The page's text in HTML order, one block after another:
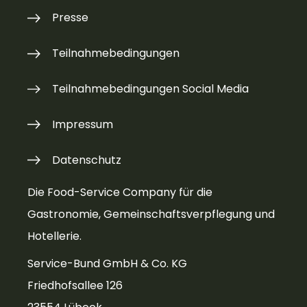
Gruppe) mit einem umfassenden Sortiment,
Beratung für eine zukunftssichere
Verpflegung.
Die Food-Service Company für die
Gastronomie, Gemeinschaftsverpflegung und
Hotellerie.
Service-Bund GmbH & Co. KG
Friedhofsallee 126
Presse
Teilnahmebedingungen
Teilnahmebedingungen Social Media
Impressum
Datenschutz